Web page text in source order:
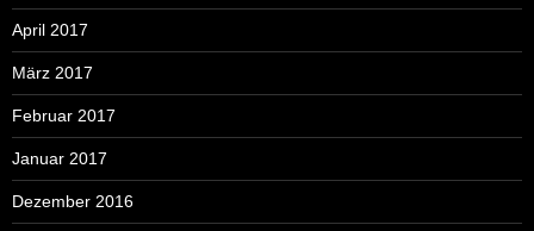
April 2017
März 2017
Februar 2017
Januar 2017
Dezember 2016